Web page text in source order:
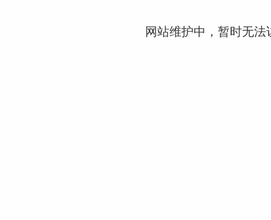
网站维护中，暂时无